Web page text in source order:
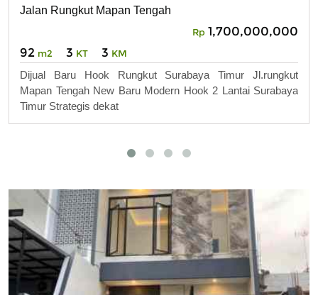
Jalan Rungkut Mapan Tengah
Rp 1,700,000,000
92 m2 3 KT 3 KM
Dijual Baru Hook Rungkut Surabaya Timur Jl.rungkut
Mapan Tengah New Baru Modern Hook 2 Lantai Surabaya
Timur Strategis dekat